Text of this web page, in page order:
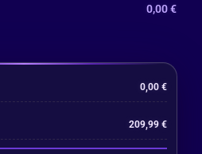
0,00€
0,00 €
209,99 €